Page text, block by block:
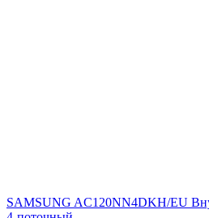
SAMSUNG AC120NN4DKH/EU